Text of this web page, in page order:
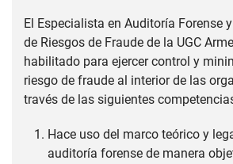
El Especialista en Auditoría Forense
de Riesgos de Fraude de la UGC
habilitado para ejercer control y
riesgo de fraude al interior de las
través de las siguientes
Hace uso del marco teórico y
auditoría forense de manera